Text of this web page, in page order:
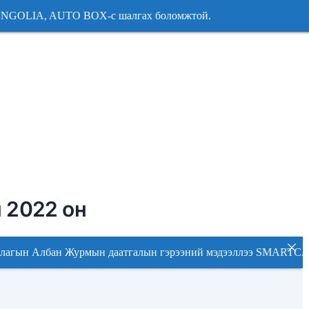
2022 он
AUTO BOX-с шалгах боломжтой.
AUTO BOX-с шалгах боломжтой.